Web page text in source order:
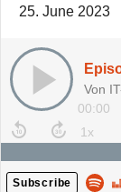
25. June 2023
00:00
Subscribe